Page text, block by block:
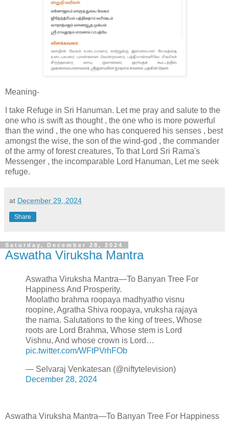
Meaning-
I take Refuge in Sri Hanuman. Let me pray and salute to the
one who is swift as thought , the one who is more powerful
than the wind , the one who has conquered his senses , best
amongst the wise, the son of the wind-god , the commander
of the army of forest creatures, To that Lord Sri Rama's
Messenger , the incomparable Lord Hanuman, Let me seek
refuge.
at December 29, 2024
Share
Saturday, December 28, 2024
Aswatha Viruksha Mantra
Aswatha Viruksha Mantra—To Banyan Tree For
Happiness And Prosperity.
Moolatho brahma roopaya madhyatho visnu
roopine, Agratha Shiva roopaya, vruksha rajaya
the nama. Salutations to the king of trees, Whose
roots are Lord Brahma, Whose stem is Lord
Vishnu, And whose crown is Lord…
pic.twitter.com/WFtPVrhFOb
— Selvaraj Venkatesan (@niftytelevision)
December 28, 2024
Aswatha Viruksha Mantra—To Banyan Tree For Happiness